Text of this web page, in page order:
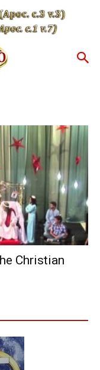
Christian